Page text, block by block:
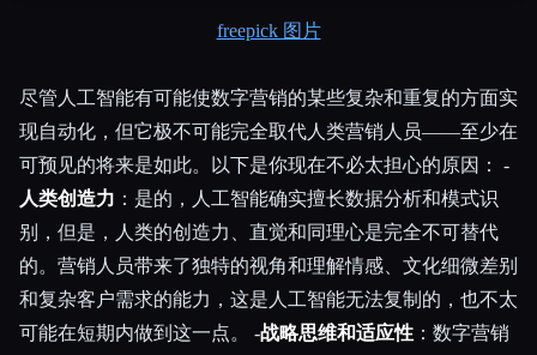
freepick 图片
尽管人工智能有可能使数字营销的某些复杂和重复的方面实
现自动化，但它极不可能完全取代人类营销人员——至少在
可预见的将来是如此。以下是你现在不必太担心的原因： -
人类创造力 ：是的，人工智能确实擅长数据分析和模式识
别，但是，人类的创造力、直觉和同理心是完全不可替代
的。营销人员带来了独特的视角和理解情感、文化细微差别
和复杂客户需求的能力，这是人工智能无法复制的，也不太
可能在短期内做到这一点。 -战略思维和适应性 ：数字营销